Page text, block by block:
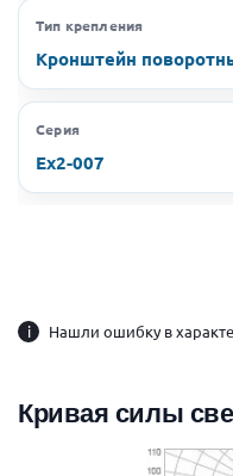
Тип крепления
Кронштейн
Серия
Ex2-007
i Нашли ошибку в
Кривая силы